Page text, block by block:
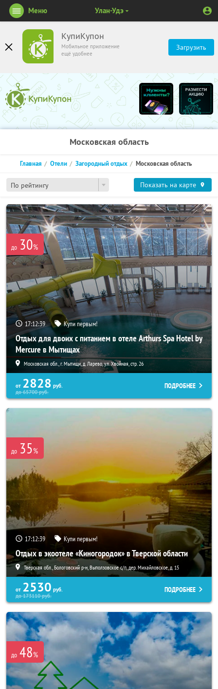
КупиКупон
Мобильное приложение
ещё удобнее
Загрузить
Меню Улан-Удэ
Московская область
По рейтингу
Главная Отели Загородный отдых Московская область
Показать на карте
до 30%
17:12:39 Купи первым!
Отдых для двоих с питанием в отеле Arthurs Spa Hotel by
Mercure в Мытищах
Московская обл., г. Мытищи, д. Ларево, ул. Хвойная, стр. 26
от 2828 руб.
до65700руб.
ПОДРОБНЕЕ
до 35%
17:12:39 Купи первым!
Отдых в экоотеле «Киногородок» в Тверской области
Тверская обл., Бологовский р-н, Выползовское с/п, дер. Михайловское, д. 15
от 2530 руб.
до173110руб.
ПОДРОБНЕЕ
до 48%